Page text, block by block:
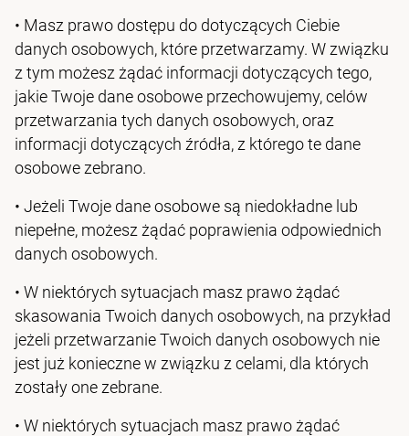
• Masz prawo dostępu do dotyczących Ciebie
danych osobowych, które przetwarzamy. W związku
z tym możesz żądać informacji dotyczących tego,
jakie Twoje dane osobowe przechowujemy, celów
przetwarzania tych danych osobowych, oraz
informacji dotyczących źródła, z którego te dane
osobowe zebrano.
• Jeżeli Twoje dane osobowe są niedokładne lub
niepełne, możesz żądać poprawienia odpowiednich
danych osobowych.
• W niektórych sytuacjach masz prawo żądać
skasowania Twoich danych osobowych, na przykład
jeżeli przetwarzanie Twoich danych osobowych nie
jest już konieczne w związku z celami, dla których
zostały one zebrane.
•W niektórych sytuacjach masz prawo żądać